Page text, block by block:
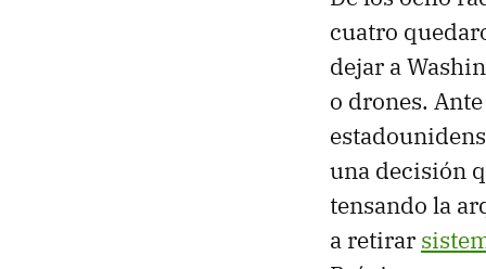
cuatro
dejar a
o drones.
una decisión
tensando la
a retirar